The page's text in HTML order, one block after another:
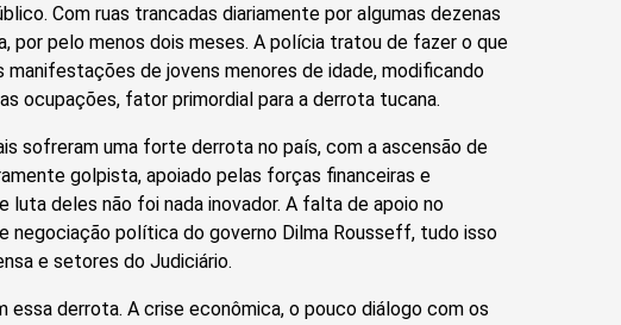
Com ruas trancadas diariamente por algumas dezenas
por pelo menos dois meses. A polícia tratou de fazer o que
manifestações de jovens menores de idade, modificando
ocupações, fator primordial para a derrota tucana.
sofreram uma forte derrota no país, com a ascensão de
golpista, apoiado pelas forças financeiras e
luta deles não foi nada inovador. A falta de apoio no
negociação política do governo Dilma Rousseff, tudo isso
e setores do Judiciário.
derrota. A crise econômica, o pouco diálogo com os